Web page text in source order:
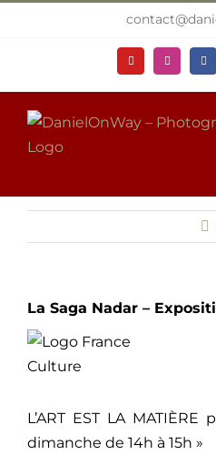
YouTubeInstagram
La Saga Nadar –
L’ART EST LA
dimanche de 14h à 15h »